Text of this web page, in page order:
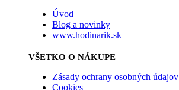
Úvod
Blog a novinky
www.hodinarik.sk
VŠETKO O NÁKUPE
Zásady ochrany osobných údajov
Cookies